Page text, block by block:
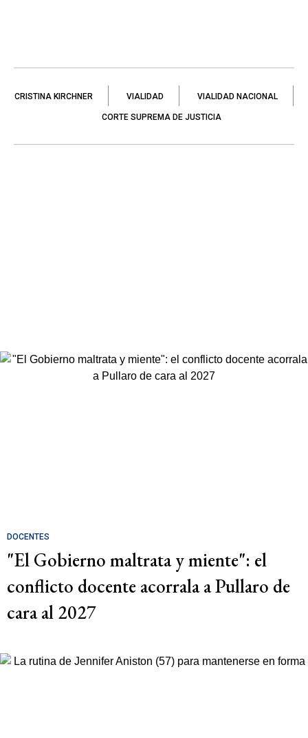
CRISTINA KIRCHNER VIALIDAD VIALIDAD NACIONAL
CORTE SUPREMA DE JUSTICIA
DOCENTES
"El Gobierno maltrata y miente": el
conflicto docente acorrala a Pullaro de
cara al 2027